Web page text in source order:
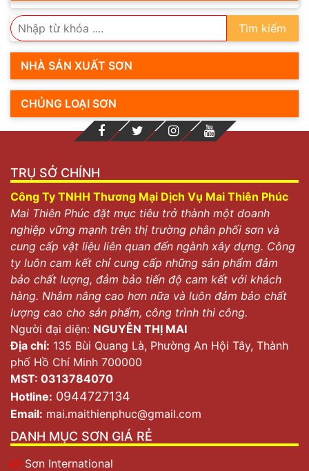
Tìm kiếm
NHÀ SẢN XUẤT SƠN
CHỦNG LOẠI SƠN
TRỤ SỞ CHÍNH
Công Ty TNHH Thương Mại Dịch Vụ Mai Thiên Phúc
Mai Thiên Phúc đặt mục tiêu trở thành một doanh
nghiệp vững mạnh trên thị trường phân phối sơn và
cung cấp vật liệu liên quan đến ngành xây dựng. Công
ty luôn cam kết chỉ cung cấp những sản phẩm đảm
bảo chất lượng, đảm bảo tiến độ cam kết với khách
hàng. Nhằm nâng cao hơn nữa và luôn đảm bảo chất
lượng cao cho sản phẩm, công trình thi công.
Người đại diện: NGUYỄN THỊ MAI
Địa chỉ: 135 Bùi Quang Là, Phường An Hội Tây, Thành
phố Hồ Chí Minh 700000
MST: 0313784070
Hotline: 0944727134
Email: mai.maithienphuc@gmail.com
DANH MỤC SƠN GIÁ RẺ
Sơn International